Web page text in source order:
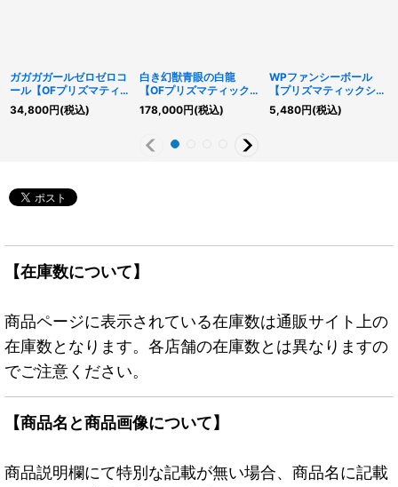
ガガガガールゼロゼロコ
ール【OFプリズマティ
ックシークレット】
{LOCH-JP012}《モン
34,800円(税込)
白き幻獣青眼の白龍
【OFプリズマティック
シークレット】{LOCR-
JP001}《モンスター》
178,000円(税込)
WPファンシーボール
【プリズマティックシー
クレット】{LOCH-
JP026}《リンク》
5,480円(税込)
【在庫数について】
商品ページに表示されている在庫数は通販サイト上の
在庫数となります。各店舗の在庫数とは異なりますの
でご注意ください。
【商品名と商品画像について】
商品説明欄にて特別な記載が無い場合、商品名に記載